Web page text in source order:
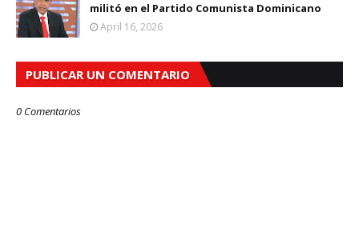
militó en el Partido Comunista Dominicano
April 16, 2026
PUBLICAR UN COMENTARIO
0 Comentarios